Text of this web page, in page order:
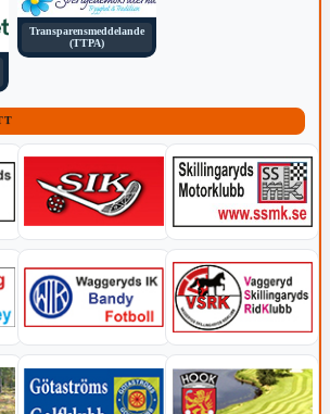
Transparensmeddelande
(TTPA)